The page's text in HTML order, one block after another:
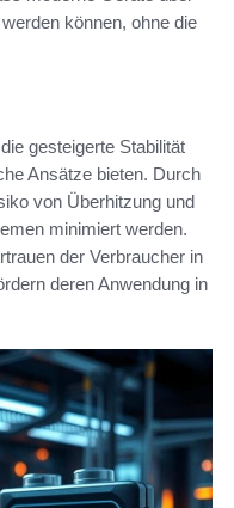
können, ohne die
gesteigerte Stabilität
Ansätze bieten. Durch
von Überhitzung und
minimiert werden.
der Verbraucher in
deren Anwendung in